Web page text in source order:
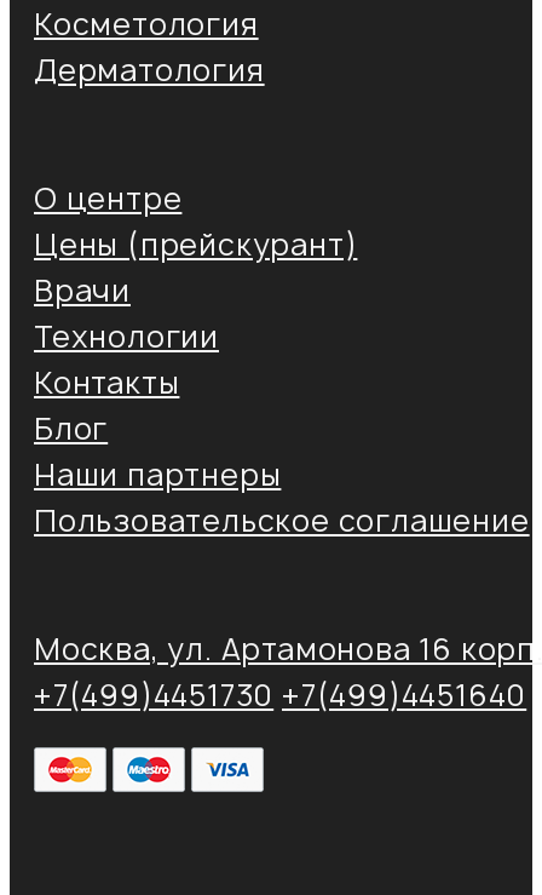
Косметология
Дерматология
О центре
Цены (прейскурант)
Врачи
Технологии
Контакты
Блог
Наши партнеры
Пользовательское соглашение
Москва, ул. Артамонова 16
+7(499)4451730 +7(499)4451640